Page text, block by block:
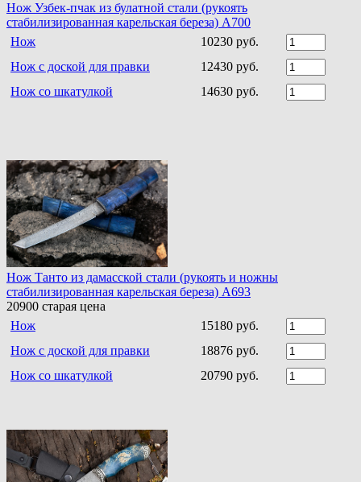
Нож Узбек-пчак из булатной стали (рукоять
стабилизированная карельская береза) A700
Нож
10230 руб.
Нож с доской для правки
12430 руб.
Нож со шкатулкой
14630 руб.
Нож Танто из дамасской стали (рукоять и ножны
стабилизированная карельская береза) A693
20900 старая цена
Нож
15180 руб.
Нож с доской для правки
18876 руб.
Нож со шкатулкой
20790 руб.